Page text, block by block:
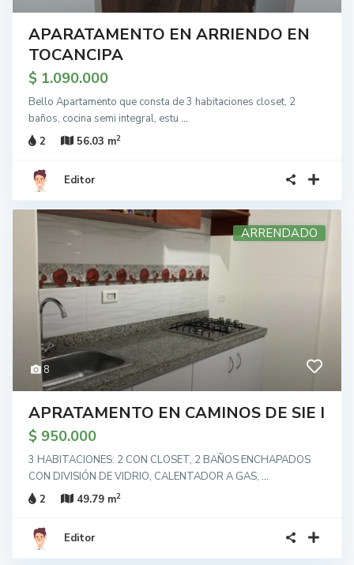
APARATAMENTO EN ARRIENDO EN
TOCANCIPA
$ 1.090.000
Bello Apartamento que consta de 3 habitaciones closet, 2
baños, cocina semi integral, estu ...
2
56.03 m2
Editor
8
ARRENDADO
APRATAMENTO EN CAMINOS DE SIE I
$ 950.000
3 HABITACIONES: 2 CON CLOSET, 2 BAÑOS ENCHAPADOS
CON DIVISIÓN DE VIDRIO, CALENTADOR A GAS, ...
2
49.79 m2
Editor